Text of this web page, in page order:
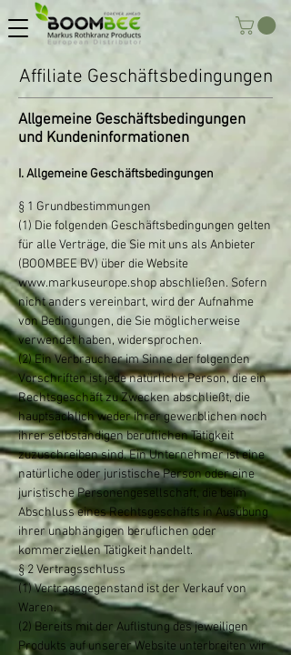
Affiliate Geschäftsbedingungen
Allgemeine Geschäftsbedingungen
und Kundeninformationen
I. Allgemeine Geschäftsbedingungen
§ 1 Grundbestimmungen
(1) Die folgenden Geschäftsbedingungen gelten
für alle Verträge, die Sie mit uns als Anbieter
(BOOMBEE BV) über die Website
www.markuseurope.shop abschließen. Sofern
nicht anders vereinbart, wird der Aufnahme
von Bedingungen, die Sie möglicherweise
verwendet haben, widersprochen.
(2) Ein Verbraucher im Sinne der folgenden
Vorschriften ist jede natürliche Person, die ein
Rechtsgeschäft zu Zwecken abschließt, die
hauptsächlich weder ihrer gewerblichen noch
ihrer selbständigen beruflichen Tätigkeit
zuzuschreiben sind. Ein Unternehmer ist eine
natürliche oder juristische Person oder eine
juristische Personengesellschaft, die beim
Abschluss eines Rechtsgeschäfts in Ausübung
ihrer unabhängigen beruflichen oder
kommerziellen Tätigkeit handelt.
§ 2 Vertragsschluss
(1) Vertragsgegenstand ist der Verkauf von
Waren.
(2) Bereits mit der Auflistung des jeweiligen
Produkts auf unserer Website unterbreiten wir